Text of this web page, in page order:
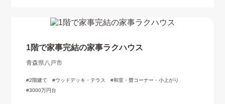
1階で家事完結の家事ラクハウス
青森県八戸市
2階建て ウッドデッキ・テラス
和室・畳コーナー・小上がり
3000万円台